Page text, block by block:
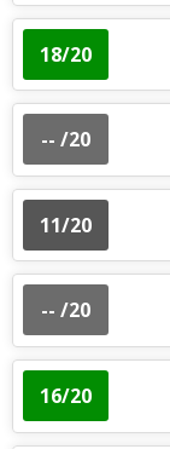
18/20
-- /20
11/20
-- /20
16/20